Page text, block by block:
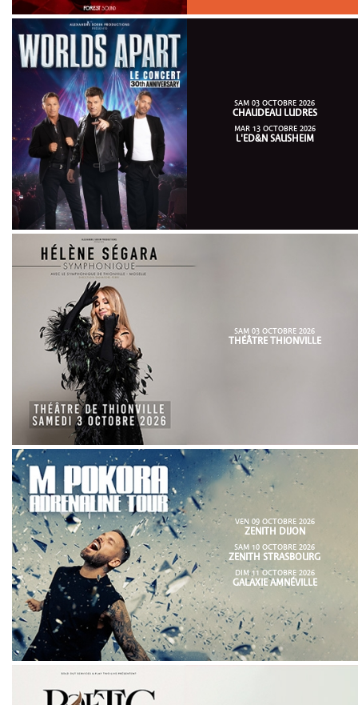
SAM 03 OCTOBRE 2026
CHAUDEAU LUDRES
MAR 13 OCTOBRE 2026
L'ED&N SAUSHEIM
SAM 03 OCTOBRE 2026
THÉÂTRE THIONVILLE
VEN 09 OCTOBRE 2026
ZENITH DIJON
SAM 10 OCTOBRE 2026
ZENITH STRASBOURG
DIM 11 OCTOBRE 2026
GALAXIE AMNÉVILLE